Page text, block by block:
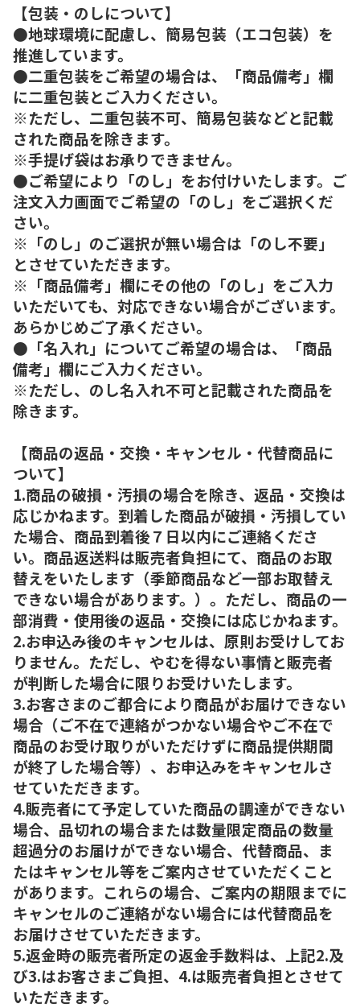
【包装・のしについて】
●地球環境に配慮し、簡易包装（エコ包装）を
推進しています。
●二重包装をご希望の場合は、「商品備考」欄
に二重包装とご入力ください。
※ただし、二重包装不可、簡易包装などと記載
された商品を除きます。
※手提げ袋はお承りできません。
●ご希望により「のし」をお付けいたします。ご
注文入力画面でご希望の「のし」をご選択くだ
さい。
※「のし」のご選択が無い場合は「のし不要」
とさせていただきます。
※「商品備考」欄にその他の「のし」をご入力
いただいても、対応できない場合がございます。
あらかじめご了承ください。
●「名入れ」についてご希望の場合は、「商品
備考」欄にご入力ください。
※ただし、のし名入れ不可と記載された商品を
除きます。
【商品の返品・交換・キャンセル・代替商品に
ついて】
1.商品の破損・汚損の場合を除き、返品・交換は
応じかねます。到着した商品が破損・汚損してい
た場合、商品到着後７日以内にご連絡くださ
い。商品返送料は販売者負担にて、商品のお取
替えをいたします（季節商品など一部お取替え
できない場合があります。）。ただし、商品の一
部消費・使用後の返品・交換には応じかねます。
2.お申込み後のキャンセルは、原則お受けしてお
りません。ただし、やむを得ない事情と販売者
が判断した場合に限りお受けいたします。
3.お客さまのご都合により商品がお届けできない
場合（ご不在で連絡がつかない場合やご不在で
商品のお受け取りがいただけずに商品提供期間
が終了した場合等）、お申込みをキャンセルさ
せていただきます。
4.販売者にて予定していた商品の調達ができない
場合、品切れの場合または数量限定商品の数量
超過分のお届けができない場合、代替商品、ま
たはキャンセル等をご案内させていただくこと
があります。これらの場合、ご案内の期限までに
キャンセルのご連絡がない場合には代替商品を
お届けさせていただきます。
5.返金時の販売者所定の返金手数料は、上記2.及
び3.はお客さまご負担、4.は販売者負担とさせて
いただきます。